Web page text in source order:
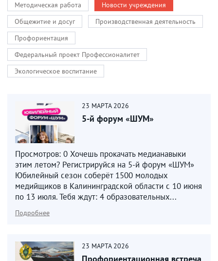
Методическая работа
Новости учреждения
Общежитие и досуг
Производственная деятельность
Профориентация
Федеральный проект Профессионалитет
Экологическое воспитание
23 МАРТА 2026
5-й форум «ШУМ»
Просмотров: 0 Хочешь прокачать медианавыки
этим летом? Регистрируйся на 5-й форум «ШУМ»
Юбилейный сезон соберёт 1500 молодых
медийщиков в Калининградской области с 10 июня
по 13 июля. Тебя ждут: 4 образовательных...
Подробнее
23 МАРТА 2026